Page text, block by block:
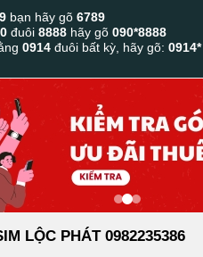
bạn hãy gõ6789
đuôi8888 hãy gõ090*8888
0914 đuôi bất kỳ, hãy gõ:0914*
LỘC PHÁT 0982235386